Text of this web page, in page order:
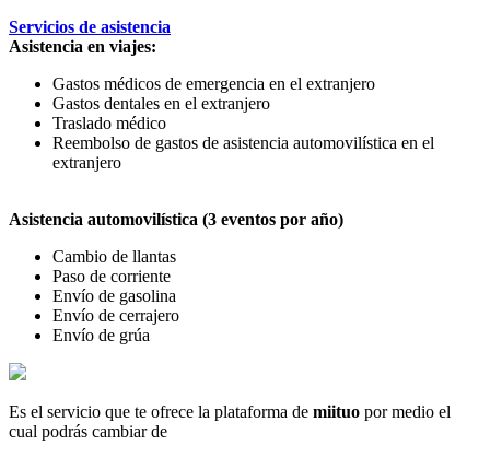
Servicios de asistencia
Asistencia en viajes:
Gastos médicos de emergencia en el extranjero
Gastos dentales en el extranjero
Traslado médico
Reembolso de gastos de asistencia automovilística en el
extranjero
Asistencia automovilística (3 eventos por año)
Cambio de llantas
Paso de corriente
Envío de gasolina
Envío de cerrajero
Envío de grúa
Es el servicio que te ofrece la plataforma de miituo por medio el
cual podrás cambiar de